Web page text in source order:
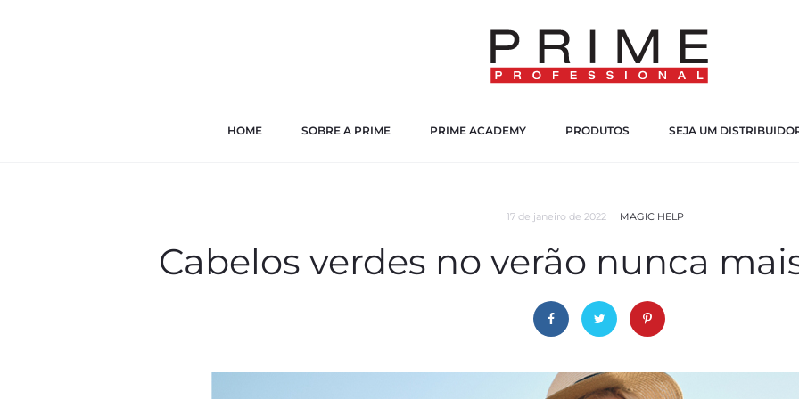
HOME SOBRE A PRIME PRIME ACADEMY PRODUTOS SEJA UM
17 de janeiro de 2022 MAGIC HELP
Cabelos verdes no verão nunca